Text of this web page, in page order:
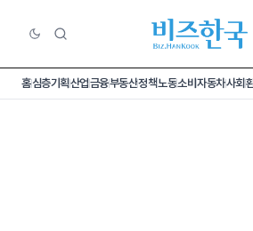
홈심층기획산업금융부동산정책노동소비 자동차사회